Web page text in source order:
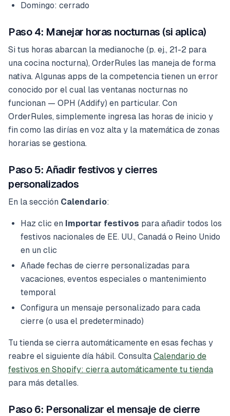
Domingo: cerrado
Paso 4: Manejar horas nocturnas (si aplica)
Si tus horas abarcan la medianoche (p. ej., 21-2 para
una cocina nocturna), OrderRules las maneja de forma
nativa. Algunas apps de la competencia tienen un error
conocido por el cual las ventanas nocturnas no
funcionan — OPH (Addify) en particular. Con
OrderRules, simplemente ingresa las horas de inicio y
fin como las dirías en voz alta y la matemática de zonas
horarias se gestiona.
Paso 5: Añadir festivos y cierres
personalizados
En la sección Calendario:
Haz clic en Importar festivos para añadir todos los
festivos nacionales de EE. UU., Canadá o Reino Unido
en un clic
Añade fechas de cierre personalizadas para
vacaciones, eventos especiales o mantenimiento
temporal
Configura un mensaje personalizado para cada
cierre (o usa el predeterminado)
Tu tienda se cierra automáticamente en esas fechas y
reabre el siguiente día hábil. Consulta Calendario de
festivos en Shopify: cierra automáticamente tu tienda
para más detalles.
Paso 6: Personalizar el mensaje de cierre